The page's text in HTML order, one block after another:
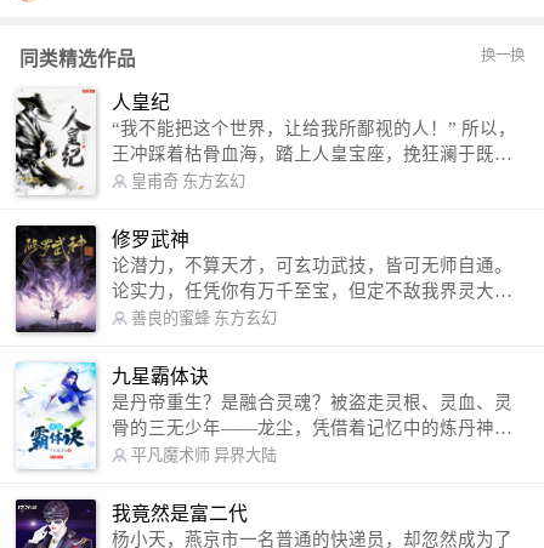
同类精选作品 换一换
人皇纪
“我不能把这个世界，让给我所鄙视的人！” 所以，
王冲踩着枯骨血海，踏上人皇宝座，挽狂澜于既
倒，扶大厦之将倾，成就了一段无上的传说！ 微信
微博：皇甫奇（地址：http://weibo.com/u/25284575
87） QQ交流群：320238210【普通群】 574501330
【VIP订阅群】 欢迎大家关注。
皇甫奇 东方玄幻
修罗武神
论潜力，不算天才，可玄功武技，皆可无师自通。
论实力，任凭你有万千至宝，但定不敌我界灵大
军。 我是谁？天下众生视我为修罗，却不知，我以
信公众号：善良的蜜蜂后援会）
善良的蜜蜂 东方玄幻
九星霸体诀
是丹帝重生？是融合灵魂？被盗走灵根、灵血、灵
骨的三无少年——龙尘，凭借着记忆中的炼丹神
术，修行神秘功法九星霸体诀，拨开重重迷雾，解
勾搭各色美女，镇压恶鬼邪神。 江湖传闻：龙
尘一到，地吼天啸。龙尘一出，鬼泣神哭。 本
平凡魔术师 异界大陆
我竟然是富二代
杨小天，燕京市一名普通的快递员，却忽然成为了